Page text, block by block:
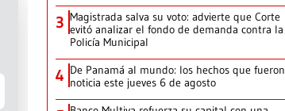
3 Magistrada salva su voto: advierte que Corte
evitó analizar el fondo de demanda contra la
Policía Municipal
4 De Panamá al mundo: los hechos que fueron
noticia este jueves 6 de agosto